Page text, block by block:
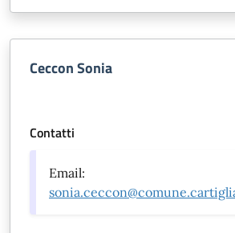
Ceccon Sonia
Contatti
Email: